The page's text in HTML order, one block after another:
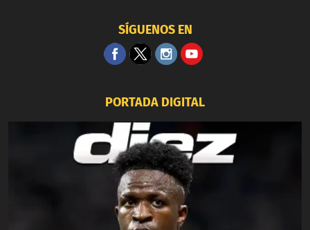
SÍGUENOS EN
PORTADA DIGITAL